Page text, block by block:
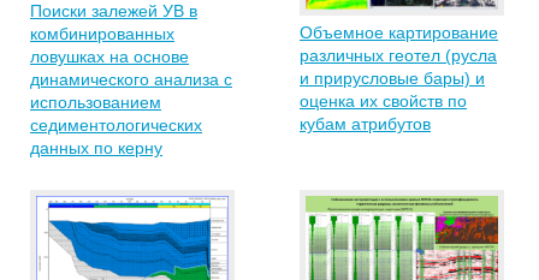
Поиски залежей УВ в
комбинированных
ловушках на основе
динамического анализа с
использованием
седиментологических
данных по керну
Объемное картирование
различных геотел (русла
и прирусловые бары) и
оценка их свойств по
кубам атрибутов